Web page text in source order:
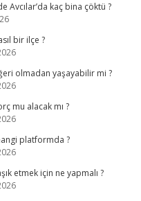
Avcılar’da kaç bina çöktü ?
bir ilçe ?
olmadan yaşayabilir mi ?
mu alacak mı ?
platformda ?
etmek için ne yapmalı ?